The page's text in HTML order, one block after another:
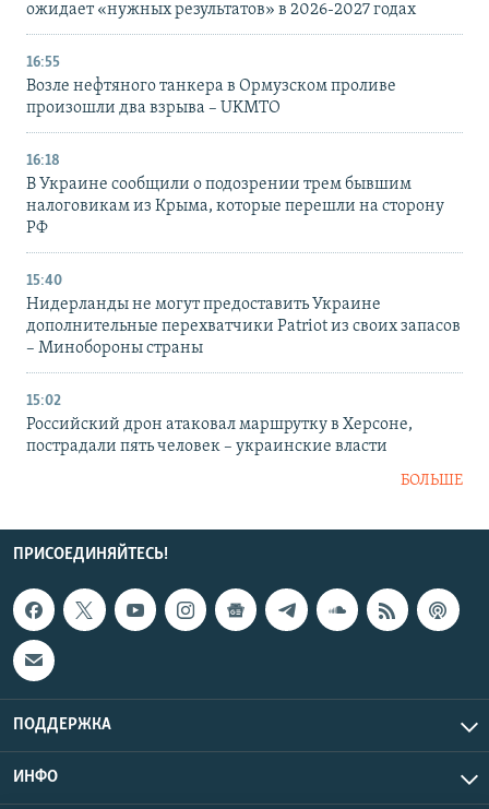
ожидает «нужных результатов» в 2026-2027 годах
16:55
Возле нефтяного танкера в Ормузском проливе
произошли два взрыва – UKMTO
16:18
В Украине сообщили о подозрении трем бывшим
налоговикам из Крыма, которые перешли на сторону
РФ
15:40
Нидерланды не могут предоставить Украине
дополнительные перехватчики Patriot из своих запасов
– Минобороны страны
15:02
Российский дрон атаковал маршрутку в Херсоне,
пострадали пять человек – украинские власти
БОЛЬШЕ
ПРИСОЕДИНЯЙТЕСЬ!
ПОДДЕРЖКА
ИНФО